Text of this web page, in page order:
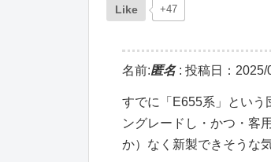
Like +47
名前:匿名: 投稿日：2025/
すでに「E655系」という
ングレードし・かつ・客
か）なく新製できそうな